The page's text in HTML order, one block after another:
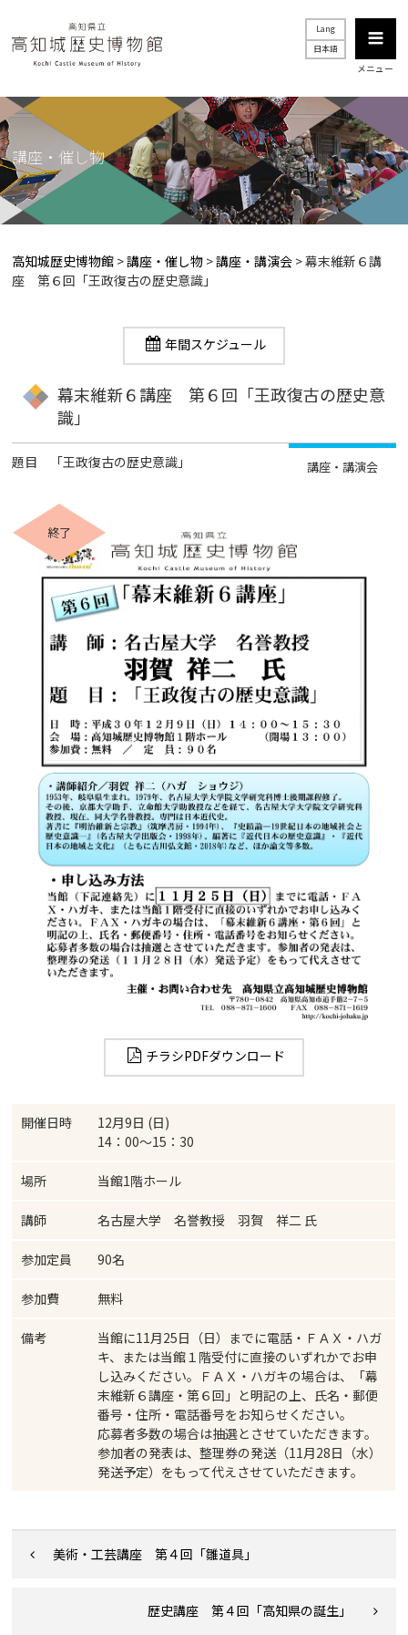
Lang
日本語
メニュー
講座・催し物
高知城歴史博物館 >講座・催し物 >講座・講演会 >幕末維新６講
座 第６回「王政復古の歴史意識」
年間スケジュール
幕末維新６講座 第６回「王政復古の歴史意
識」
題目 「王政復古の歴史意識」 講座・講演会
終了
チラシPDFダウンロード
開催日時
12月9日 (日)
14：00～15：30
場所 当館1階ホール
講師 名古屋大学 名誉教授 羽賀 祥二 氏
参加定員 90名
参加費 無料
備考
当館に11月25日（日）までに電話・ＦＡＸ・ハガ
キ、または当館１階受付に直接のいずれかでお申
し込みください。ＦＡＸ・ハガキの場合は、「幕
末維新６講座・第６回」と明記の上、氏名・郵便
番号・住所・電話番号をお知らせください。
応募者多数の場合は抽選とさせていただきます。
参加者の発表は、整理券の発送（11月28日（水）
発送予定）をもって代えさせていただきます。
美術・工芸講座 第４回「雛道具」
歴史講座 第４回「高知県の誕生」